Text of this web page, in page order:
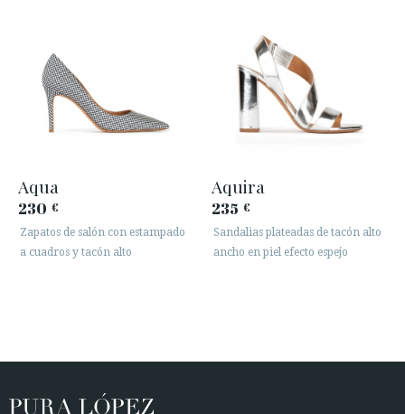
Aqua
230 €
Zapatos de salón con estampado
a cuadros y tacón alto
Aquira
235 €
Sandalias plateadas de tacón alto
ancho en piel efecto espejo